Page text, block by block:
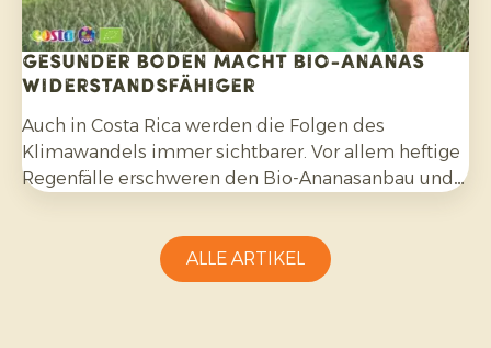
Gesunder Boden macht Bio-Ananas
widerstandsfähiger
Auch in Costa Rica werden die Folgen des
Klimawandels immer sichtbarer. Vor allem heftige
Regenfälle erschweren den Bio-Ananasanbau und
ALLE ARTIKEL